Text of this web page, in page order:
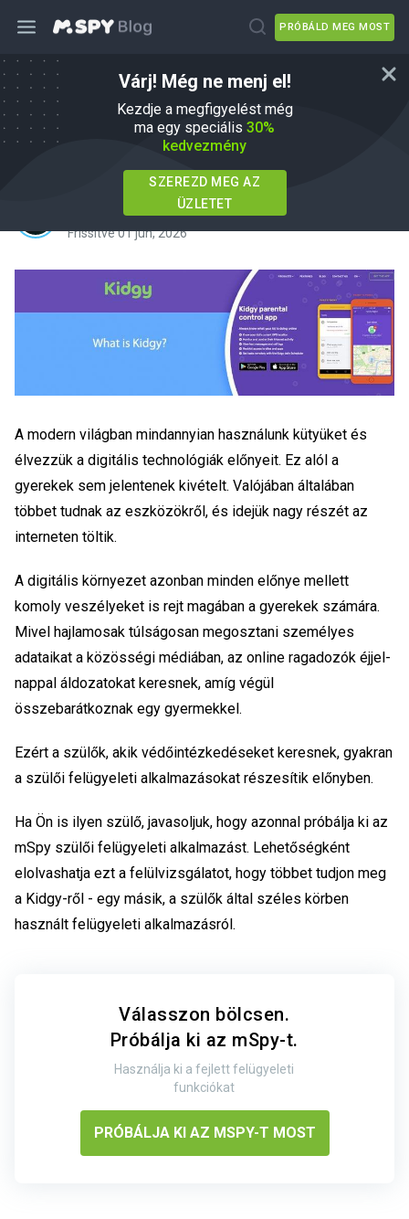
PRÓBÁLD MEG MOST
Várj! Még ne menj el!
Kezdje a megfigyelést még
ma egy speciális 30%
kedvezmény
SZEREZD MEG AZ
ÜZLETET
Kidgy Review 2026: Korlátozott
funkcionalitás az internet veszélyeivel
EbbenmSpy Alternatives
Frissítve 01 jún, 2026
A modern világban mindannyian használunk kütyüket és
élvezzük a digitális technológiák előnyeit. Ez alól a
gyerekek sem jelentenek kivételt. Valójában általában
többet tudnak az eszközökről, és idejük nagy részét az
interneten töltik.
A digitális környezet azonban minden előnye mellett
komoly veszélyeket is rejt magában a gyerekek számára.
Mivel hajlamosak túlságosan megosztani személyes
adataikat a közösségi médiában, az online ragadozók éjjel-
nappal áldozatokat keresnek, amíg végül
összebarátkoznak egy gyermekkel.
Ezért a szülők, akik védőintézkedéseket keresnek, gyakran
a szülői felügyeleti alkalmazásokat részesítik előnyben.
Ha Ön is ilyen szülő, javasoljuk, hogy azonnal próbálja ki az
mSpy szülői felügyeleti alkalmazást. Lehetőségként
elolvashatja ezt a felülvizsgálatot, hogy többet tudjon meg
a Kidgy-ről - egy másik, a szülők által széles körben
használt felügyeleti alkalmazásról.
Válasszon bölcsen.
Próbálja ki az mSpy-t.
Használja ki a fejlett felügyeleti
funkciókat
PRÓBÁLJA KI AZ MSPY-T MOST